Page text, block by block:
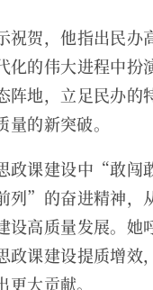
贺，他指出民办
的伟大进程中扮
地，立足民办的
的新突破。
政课建设中“敢
列”的奋进精神，
高质量发展。她
政课建设提质增效
大贡献。